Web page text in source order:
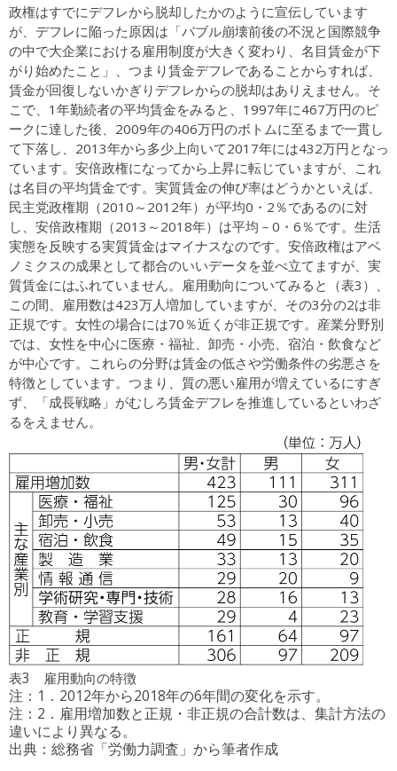
政権はすでにデフレから脱却したかのように宣伝しています
が、デフレに陥った原因は「バブル崩壊前後の不況と国際競争
の中で大企業における雇用制度が大きく変わり、名目賃金が下
がり始めたこと」、つまり賃金デフレであることからすれば、
賃金が回復しないかぎりデフレからの脱却はありえません。そ
こで、1年勤続者の平均賃金をみると、1997年に467万円のピ
ークに達した後、2009年の406万円のボトムに至るまで一貫し
て下落し、2013年から多少上向いて2017年には432万円となっ
ています。安倍政権になってから上昇に転じていますが、これ
は名目の平均賃金です。実質賃金の伸び率はどうかといえば、
民主党政権期（2010～2012年）が平均0・2％であるのに対
し、安倍政権期（2013～2018年）は平均－0・6％です。生活
実態を反映する実質賃金はマイナスなのです。安倍政権はアベ
ノミクスの成果として都合のいいデータを並べ立てますが、実
質賃金にはふれていません。雇用動向についてみると（表3）、
この間、雇用数は423万人増加していますが、その3分の2は非
正規です。女性の場合には70％近くが非正規です。産業分野別
では、女性を中心に医療・福祉、卸売・小売、宿泊・飲食など
が中心です。これらの分野は賃金の低さや労働条件の劣悪さを
特徴としています。つまり、質の悪い雇用が増えているにすぎ
ず、「成長戦略」がむしろ賃金デフレを推進しているといわざ
るをえません。
表3 雇用動向の特徴
注：1．2012年から2018年の6年間の変化を示す。
注：2．雇用増加数と正規・非正規の合計数は、集計方法の
違いにより異なる。
出典：総務省「労働力調査」から筆者作成